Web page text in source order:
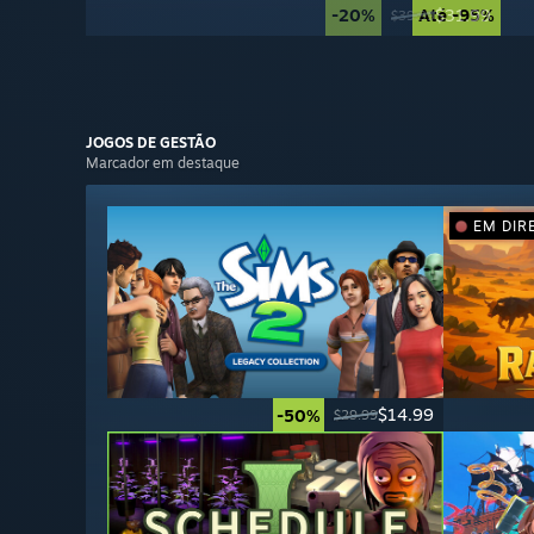
Até -95%
-20% $39.99$31.99
JOGOS DE GESTÃO
Marcador em destaque
-50% $29.99$14.99
EM